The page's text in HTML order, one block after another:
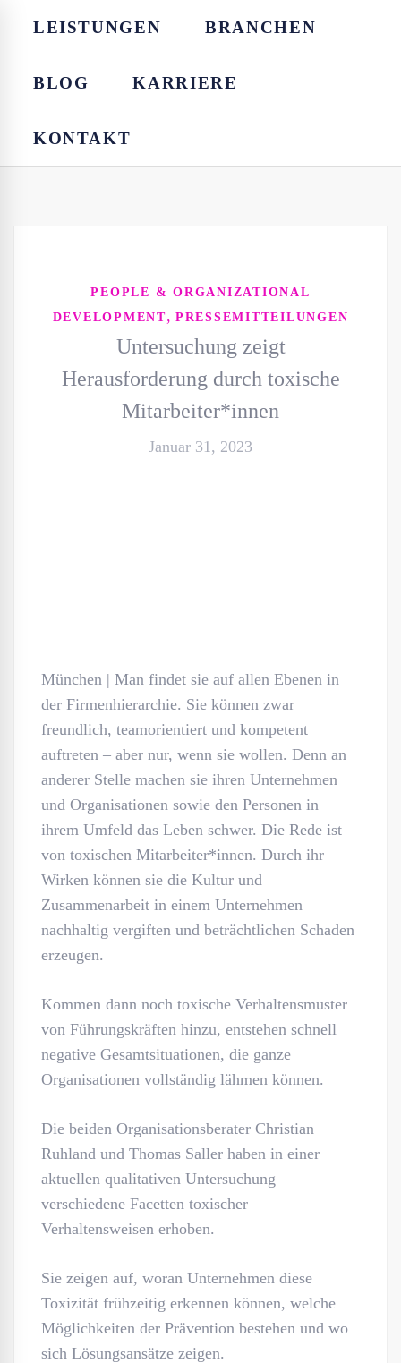
LEISTUNGEN BRANCHEN
BLOG KARRIERE
KONTAKT
PEOPLE & ORGANIZATIONAL
DEVELOPMENT, PRESSEMITTEILUNGEN
Untersuchung zeigt
Herausforderung durch toxische
Mitarbeiter*innen
Januar 31, 2023
München | Man findet sie auf allen Ebenen in
der Firmenhierarchie. Sie können zwar
freundlich, teamorientiert und kompetent
auftreten – aber nur, wenn sie wollen. Denn an
anderer Stelle machen sie ihren Unternehmen
und Organisationen sowie den Personen in
ihrem Umfeld das Leben schwer. Die Rede ist
von toxischen Mitarbeiter*innen. Durch ihr
Wirken können sie die Kultur und
Zusammenarbeit in einem Unternehmen
nachhaltig vergiften und beträchtlichen Schaden
erzeugen.
Kommen dann noch toxische Verhaltensmuster
von Führungskräften hinzu, entstehen schnell
negative Gesamtsituationen, die ganze
Organisationen vollständig lähmen können.
Die beiden Organisationsberater Christian
Ruhland und Thomas Saller haben in einer
aktuellen qualitativen Untersuchung
verschiedene Facetten toxischer
Verhaltensweisen erhoben.
Sie zeigen auf, woran Unternehmen diese
Toxizität frühzeitig erkennen können, welche
Möglichkeiten der Prävention bestehen und wo
sich Lösungsansätze zeigen.